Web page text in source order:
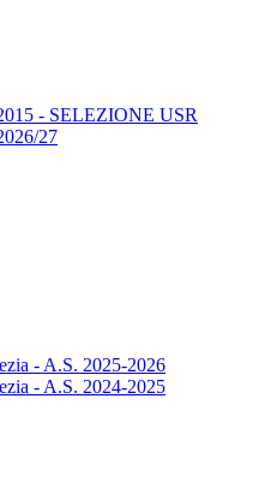
- SELEZIONE USR
27
- A.S. 2025-2026
- A.S. 2024-2025